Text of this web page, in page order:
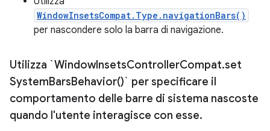
WindowInsetsCompat.Type.navigationBars()
per nascondere solo la barra di navigazione.
Utilizza `WindowInsetsControllerCompat.set
SystemBarsBehavior()` per specificare il
comportamento delle barre di sistema nascoste
quando l'utente interagisce con esse.